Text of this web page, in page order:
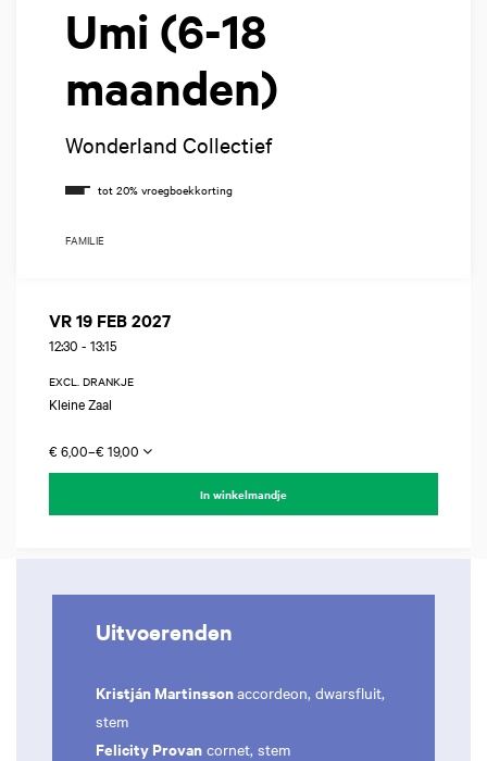
Umi (6-18
maanden)
Wonderland Collectief
FAMILIE
VR 19 FEB 2027
12:30 - 13:15
EXCL. DRANKJE
Kleine Zaal
€ 6,00–€ 19,00
In winkelmandje
Uitvoerenden
Kristján Martinssonaccordeon, dwarsfluit,
stem
Felicity Provan cornet, stem